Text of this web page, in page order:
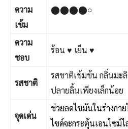
ความ
เข้ม
⬤⬤⬤⬤○
ความ
ชอบ
ร้อน ♥ เย็น ♥
รสชาติ
รสชาติเข้มข้น กลิ่นมะ
ปลายลิ้นเพียงเล็กน้อย
จุดเด่น
ช่วยลดไขมันในร่างกา
ไซด์จะกระตุ้นเอนไซม์